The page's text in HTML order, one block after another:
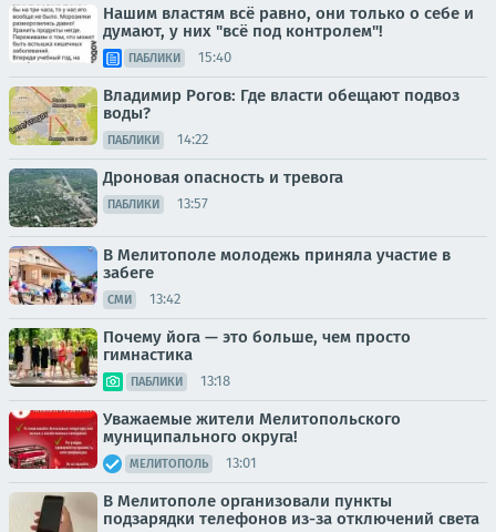
Нашим властям всё равно, они только о себе и
думают, у них "всё под контролем"!
ПАБЛИКИ 15:40
Владимир Рогов: Где власти обещают подвоз
воды?
ПАБЛИКИ 14:22
Дроновая опасность и тревога
ПАБЛИКИ 13:57
В Мелитополе молодежь приняла участие в
забеге
СМИ 13:42
Почему йога — это больше, чем просто
гимнастика
ПАБЛИКИ 13:18
Уважаемые жители Мелитопольского
муниципального округа!
МЕЛИТОПОЛЬ 13:01
В Мелитополе организовали пункты
подзарядки телефонов из-за отключений света